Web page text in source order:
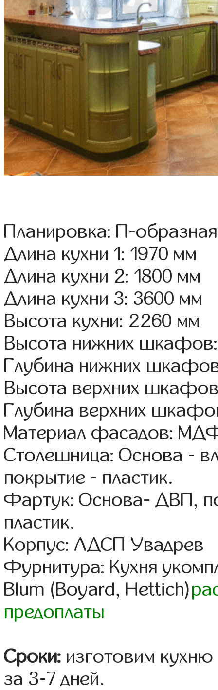
Планировка: П-образная
Длина кухни 1: 1970 мм
Длина кухни 2: 1800 мм
Длина кухни 3: 3600 мм
Высота кухни: 2260 мм
Высота нижних
Глубина нижних
Высота верхних
Глубина верхних
Материал фасадов:
Столешница: Основа -
покрытие - пластик.
Фартук: Основа- ДВП,
пластик.
Корпус: ЛДСП Увадрев
Фурнитура: Кухня
Blum (Boyard, Hettich)
предоплаты
Сроки: изготовим
за 3-7 дней.